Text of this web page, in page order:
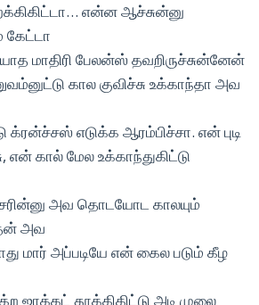
என்ன ஆச்சுன்னு
மாதிரி பேலன்ஸ் தவறிருச்சுன்னேன்
கால குவிச்சு உக்காந்தா அவ
க்ரன்ச்சஸ் எடுக்க ஆரம்பிச்சா. என் புடி
என் கால் மேல உக்காந்துகிட்டு
அவ தொடயோட காலயும்
அவ
மார் அப்படியே என் கைல படும் கீழ
ஜாக்கட் தூக்கிகிட்டு அடி முலை